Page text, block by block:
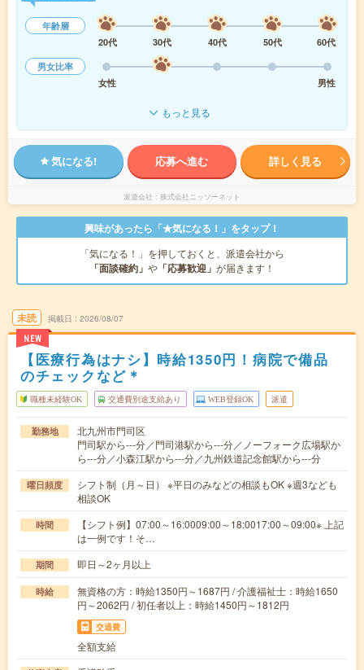
年齢層
20代
30代 40代 50代
60代
男女比率
女性
男性
もっと見る
気になる! 応募へ進む 詳しく見る
派遣会社 株式会社ニッソーネット
興味があったら「★気になる！」をタップ！
「気になる！」を押しておくと、派遣会社から
「面談確約」 や 「応募歓迎」 が届きます！
未読
NEW
掲載日 2026/08/07
【医療行為はナシ】時給1350円！病院で備品
のチェックなど＊
職種未経験OK 交通費別途支給あり WEB登録OK 派遣
勤務地
北九州市門司区
門司駅から---分／門司港駅から---分／ノーフォーク広場駅か
ら---分／小森江駅から---分／九州鉄道記念館駅から---分
曜日頻度
シフト制（月～日） ※平日のみなどの相談もOK ※週3なども
相談OK
時間
【シフト例】07:00～16:0009:00～18:0017:00～09:00※ 上記
は一例です！そ…
期間 即日～2ヶ月以上
時給
無資格の方：時給1350円～1687円 / 介護福祉士：時給1650
円～2062円 / 初任者以上：時給1450円～1812円
交通費
全額支給